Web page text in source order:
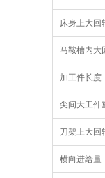
床身上大回
马鞍槽内大
加工件长度
尖间大工件
刀架上大回
横向进给量